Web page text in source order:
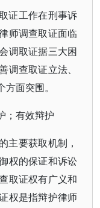
证工作在刑事诉
师调查取证面临
调取证据三大困
调查取证立法、
面突围。
；有效辩护
主要获取机制，
权的保证和诉讼
取证权有广义和
权是指辩护律师